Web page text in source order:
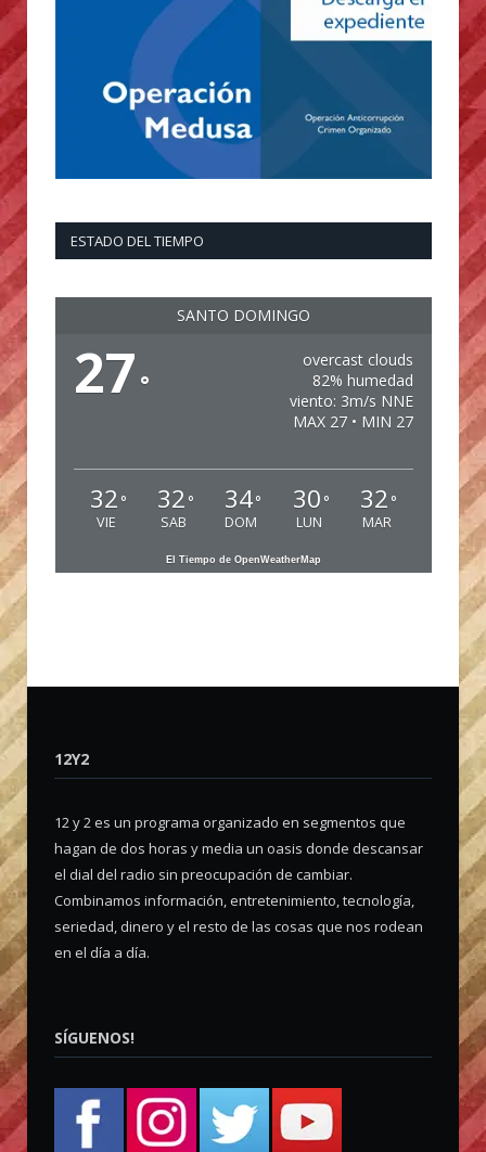
ESTADO DEL TIEMPO
SANTO DOMINGO
27 °
overcast clouds
82% humedad
viento: 3m/s NNE
MAX 27 • MIN 27
32 °
VIE
32 °
SAB
34°
DOM
30 °
LUN
32 °
MAR
El Tiempo de OpenWeatherMap
12Y2
12 y 2 es un programa organizado en segmentos que
hagan de dos horas y media un oasis donde descansar
el dial del radio sin preocupación de cambiar.
Combinamos información, entretenimiento, tecnología,
seriedad, dinero y el resto de las cosas que nos rodean
en el día a día.
SÍGUENOS!